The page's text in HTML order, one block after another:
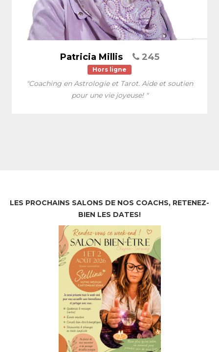
Patricia Millis 245
Hors ligne
"Coaching en Astrologie et Tarot. Aide et soutien
pour une vie joyeuse! "
LES PROCHAINS SALONS DE NOS COACHS, RETENEZ-
BIEN LES DATES!